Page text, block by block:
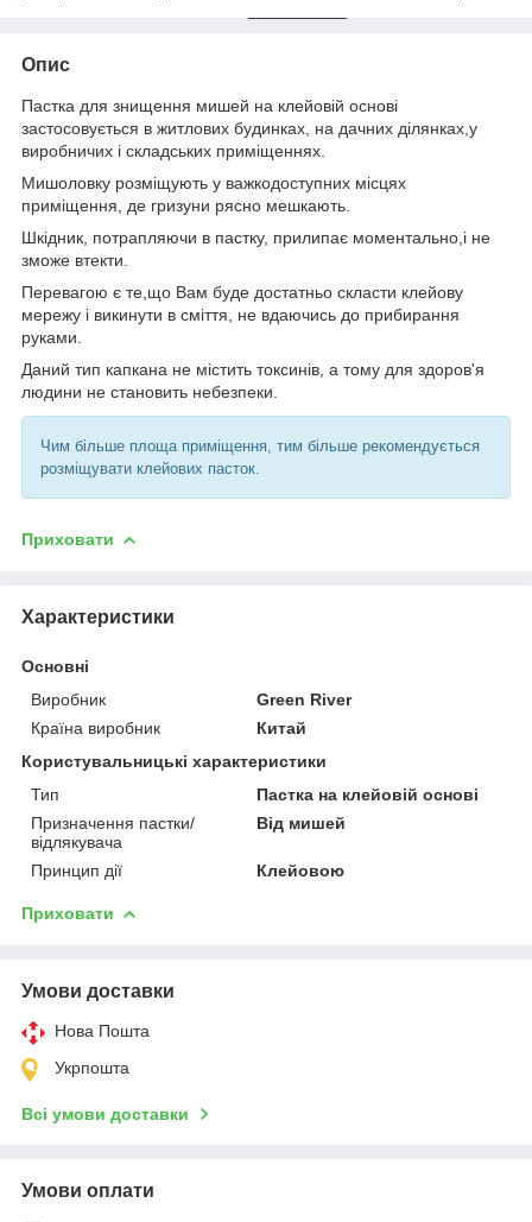
Опис
Пастка для знищення мишей на клейовій основі
застосовується в житлових будинках, на дачних ділянках,у
виробничих і складських приміщеннях.
Мишоловку розміщують у важкодоступних місцях
приміщення, де гризуни рясно мешкають.
Шкідник, потрапляючи в пастку, прилипає моментально,і не
зможе втекти.
Перевагою є те,що Вам буде достатньо скласти клейову
мережу і викинути в сміття, не вдаючись до прибирання
руками.
Даний тип капкана не містить токсинів, а тому для здоров'я
людини не становить небезпеки.
Чим більше площа приміщення, тим більше рекомендується
розміщувати клейових пасток.
Приховати
Характеристики
Основні
Виробник
Green River
Країна виробник
Китай
Користувальницькі характеристики
Тип
Пастка на клейовій основі
Призначення пастки/
відлякувача
Від мишей
Принцип дії Клейовою
Приховати
Умови доставки
Нова Пошта
Укрпошта
Всі умови доставки
Умови оплати